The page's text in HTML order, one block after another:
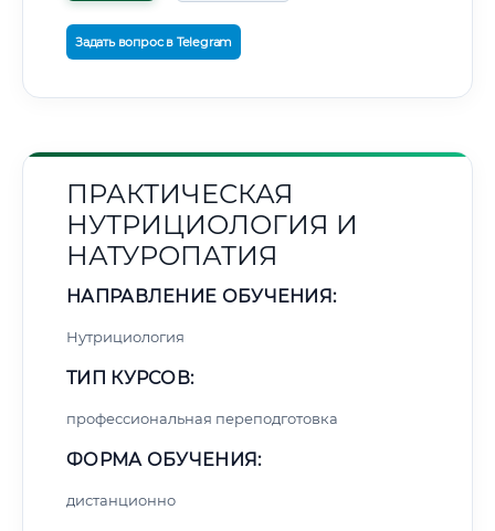
Задать вопрос в Telegram
ПРАКТИЧЕСКАЯ
НУТРИЦИОЛОГИЯ И
НАТУРОПАТИЯ
НАПРАВЛЕНИЕ ОБУЧЕНИЯ:
Нутрициология
ТИП КУРСОВ:
профессиональная переподготовка
ФОРМА ОБУЧЕНИЯ:
дистанционно